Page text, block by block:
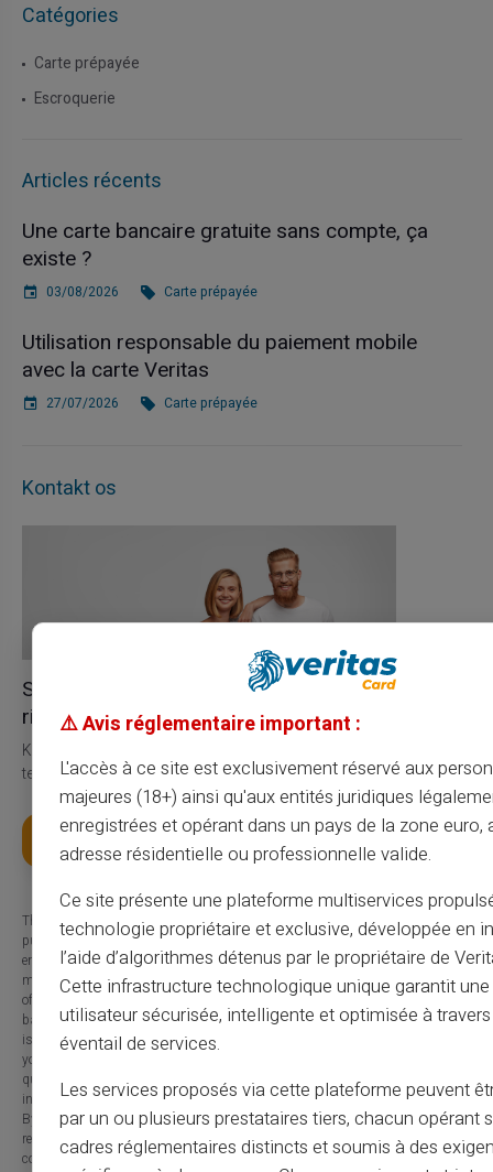
Catégories
Carte prépayée
Escroquerie
Articles récents
Une carte bancaire gratuite sans compte, ça
existe ?
03/08/2026 Carte prépayée
Utilisation responsable du paiement mobile
avec la carte Veritas
27/07/2026 Carte prépayée
Kontakt os
Service og support af
rigtige mennesker, ikke bots
Kundeservice på engelsk til din tjeneste med billet 24/24, via
telefon fra mandag til lørdag fra 9h til 18.30
Få dit kort
The information provided on this blog is presented for informational
purposes only and has no contractual or legal value. Although we strive to
ensure the accuracy, completeness and updating of the published content, it
may contain errors, omissions or inaccuracies. Carte Veritas and the authors
of the articles cannot be held responsible for decisions or actions taken
based on the information contained in this blog. Any use of this information
is made at your own risk and under your sole responsibility. We encourage
you to consult a qualified professional or an expert for any important
question or decision relating to the subjects discussed. In addition, the
information presented on this site may be modified or updated without notice.
By visiting this blog, you agree that Carte Veritas and its partners are
released from any liability concerning losses, direct or indirect damages, or
consequences arising from the use of the contents of this site, whether they
⚠️ Avis réglementaire important :
L'accès à ce site est exclusivement réservé aux
majeures (18+) ainsi qu'aux entités juridiques
enregistrées et opérant dans un pays de la zone euro,
adresse résidentielle ou professionnelle valide.
Ce site présente une plateforme multiservices
technologie propriétaire et exclusive, développée en
l’aide d’algorithmes détenus par le propriétaire de
Cette infrastructure technologique unique garantit
utilisateur sécurisée, intelligente et optimisée à
éventail de services.
Les services proposés via cette plateforme peuvent
par un ou plusieurs prestataires tiers, chacun opérant
cadres réglementaires distincts et soumis à des